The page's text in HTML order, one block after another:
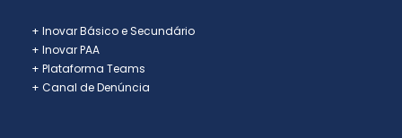
+ Inovar Básico e Secundário
+ Inovar PAA
+ Plataforma Teams
+ Canal de Denúncia